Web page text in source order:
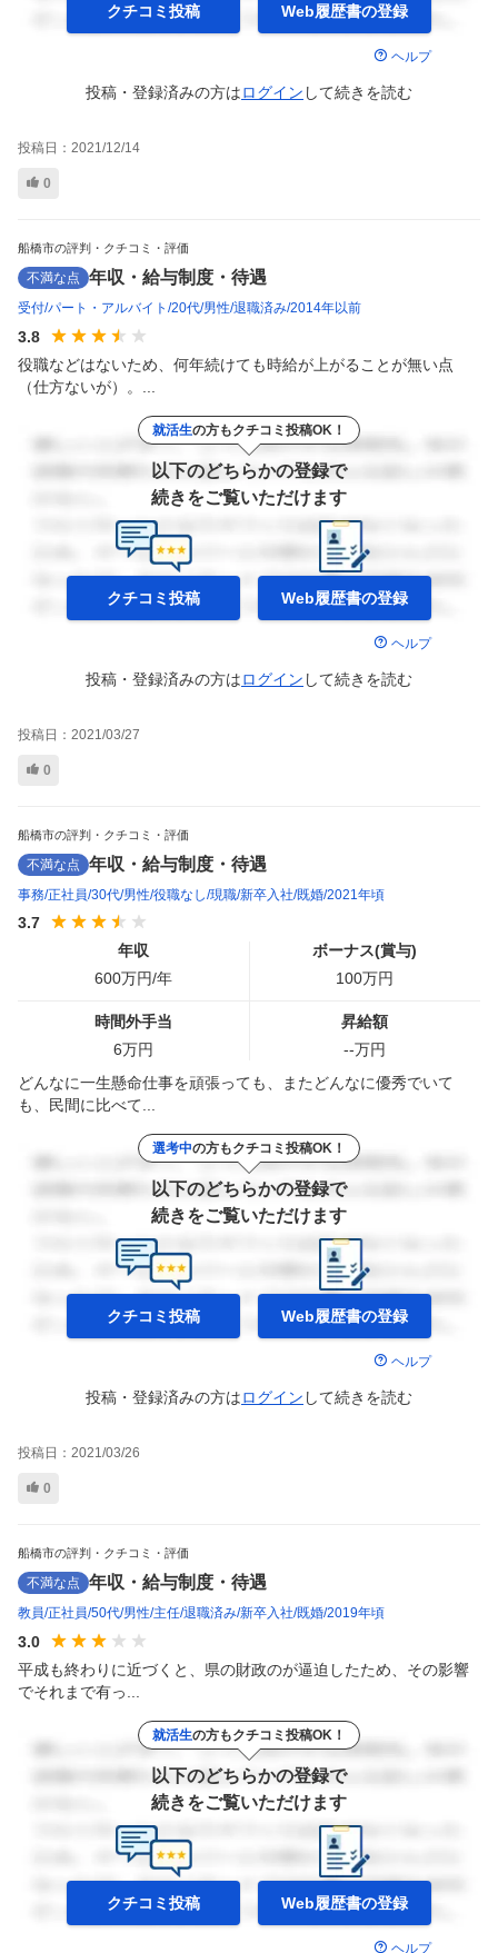
クチコミ投稿 Web履歴書の登録
ヘルプ
投稿・登録済みの方はログイン して続きを読む
投稿日： 2021/12/14
0
船橋市の評判・クチコミ・評価
不満な点 年収・給与制度・待遇
受付 パート・アルバイト 20代 男性 退職済み 2014年以前
3.8
役職などはないため、何年続けても時給が上がることが無い点
（仕方ないが）。...
就活生の方もクチコミ投稿OK！
以下のどちらかの登録で
続きをご覧いただけます
クチコミ投稿 Web履歴書の登録
ヘルプ
投稿・登録済みの方はログイン して続きを読む
投稿日： 2021/03/27
0
船橋市の評判・クチコミ・評価
不満な点 年収・給与制度・待遇
事務 正社員 30代 男性 役職なし 現職 新卒入社 既婚 2021年頃
3.7
年収
600万円/年
ボーナス(賞与)
100万円
時間外手当
6万円
昇給額
--万円
どんなに一生懸命仕事を頑張っても、またどんなに優秀でいて
も、民間に比べて...
選考中の方もクチコミ投稿OK！
以下のどちらかの登録で
続きをご覧いただけます
クチコミ投稿 Web履歴書の登録
ヘルプ
投稿・登録済みの方はログイン して続きを読む
投稿日： 2021/03/26
0
船橋市の評判・クチコミ・評価
不満な点 年収・給与制度・待遇
教員 正社員 50代 男性 主任 退職済み 新卒入社 既婚 2019年頃
3.0
平成も終わりに近づくと、県の財政のが逼迫したため、その影響
でそれまで有っ...
就活生の方もクチコミ投稿OK！
以下のどちらかの登録で
続きをご覧いただけます
クチコミ投稿 Web履歴書の登録
ヘルプ